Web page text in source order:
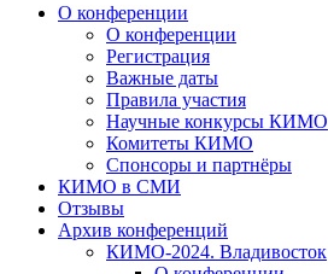
О конференции
О конференции
Регистрация
Важные даты
Правила участия
Научные конкурсы КИМО
Комитеты КИМО
Спонсоры и партнёры
КИМО в СМИ
Отзывы
Архив конференций
КИМО-2024. Владивосток